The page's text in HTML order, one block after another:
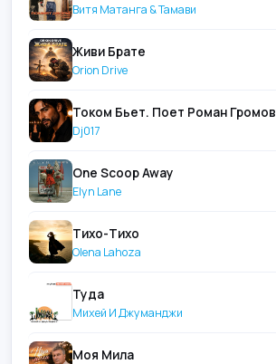
Витя Матанга & Тамави
Живи Брате
Orion Drive
Током Бьет. Поет Роман Громов
Dj017
One Scoop Away
Elyn Lane
Тихо-Тихо
Olena Lahoza
Туда
Михей И Джуманджи
Моя Мила